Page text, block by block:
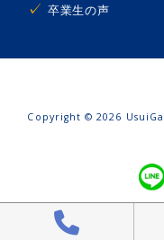
卒業生の声
Copyright ©2026